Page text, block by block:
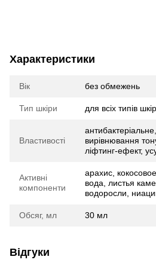
Характеристики
Вік без обмежень
Тип шкіри для всіх типів
Властивості
вирівнювання
ліфтинг-ефект,
Активні
компоненти
арахис,
вода, листья
водоросли,
Обсяг, мл 30 мл
Відгуки